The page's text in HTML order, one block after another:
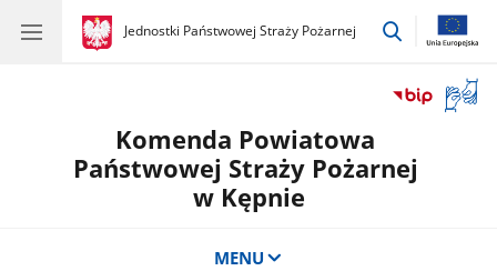
gov.pl
Jednostki Państwowej Straży Pożarnej
gov.pl
Jednostki
przejdź
okno
Komenda Powiatowa
Państwowej Straży Pożarnej
w Kępnie
MENU